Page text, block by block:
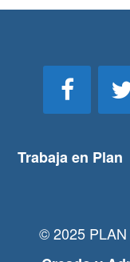
Trabaja en Plan
© 2025 PLAN